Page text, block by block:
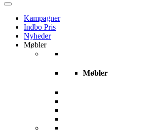
Kampagner
Indbo Pris
Nyheder
Møbler
Møbler